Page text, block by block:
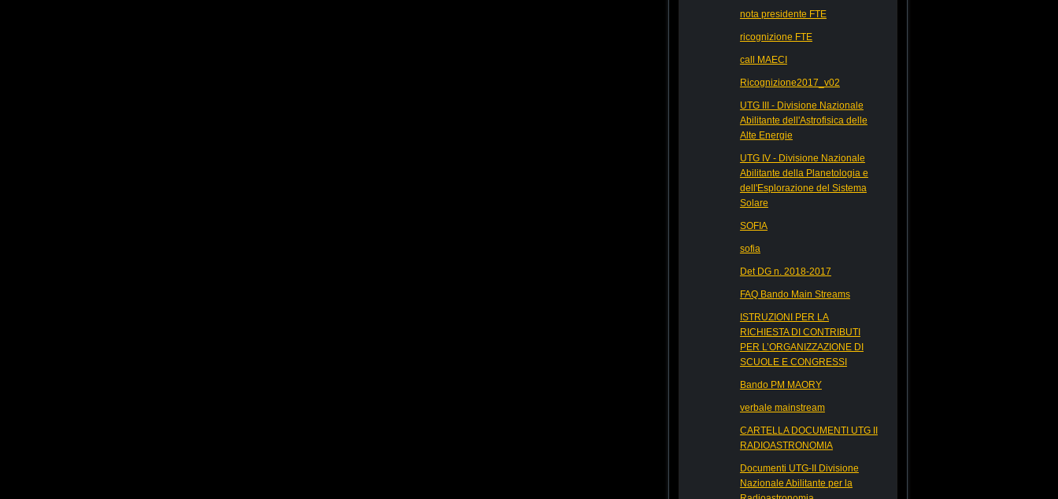
nota presidente FTE
ricognizione FTE
call MAECI
Ricognizione2017_v02
UTG III - Divisione Nazionale
Abilitante dell'Astrofisica delle
Alte Energie
UTG IV - Divisione Nazionale
Abilitante della Planetologia e
dell'Esplorazione del Sistema
Solare
SOFIA
sofia
Det DG n. 2018-2017
FAQ Bando Main Streams
ISTRUZIONI PER LA
RICHIESTA DI CONTRIBUTI
PER L’ORGANIZZAZIONE DI
SCUOLE E CONGRESSI
Bando PM MAORY
verbale mainstream
CARTELLA DOCUMENTI UTG II
RADIOASTRONOMIA
Documenti UTG-II Divisione
Nazionale Abilitante per la